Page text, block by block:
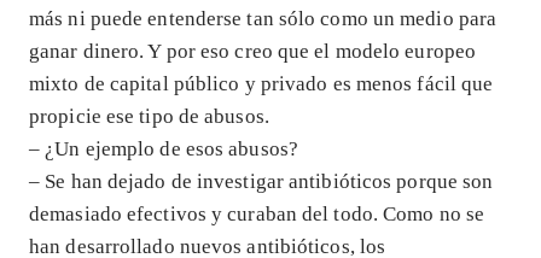
más ni puede entenderse tan sólo como un medio para
ganar dinero. Y por eso creo que el modelo europeo
mixto de capital público y privado es menos fácil que
propicie ese tipo de abusos.
– ¿Un ejemplo de esos abusos?
– Se han dejado de investigar antibióticos porque son
demasiado efectivos y curaban del todo. Como no se
han desarrollado nuevos antibióticos, los